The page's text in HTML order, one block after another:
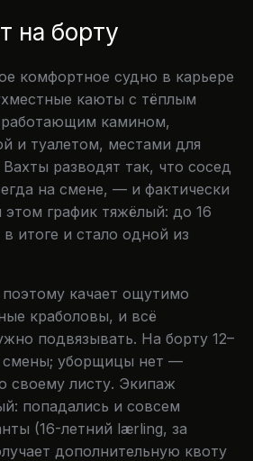
на борту
комфортное судно в карьере
каюты с тёплым
камином,
и туалетом, местами для
разводят так, что сосед
на смене, — и фактически
график тяжёлый: до 16
итоге и стало одной из
качает ощутимо
краболовы, и всё
подвязывать. На борту 12–
смены; уборщицы нет —
своему листу. Экипаж
попадались и совсем
(16-летний lærling, за
дополнительную квоту